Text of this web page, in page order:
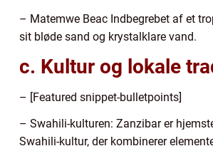
– Matemwe Beac Indbegrebet af et
sit bløde sand og krystalklare vand.
c. Kultur og lokale
– [Featured snippet-bulletpoints]
– Swahili-kulturen: Zanzibar er
Swahili-kultur, der kombinerer